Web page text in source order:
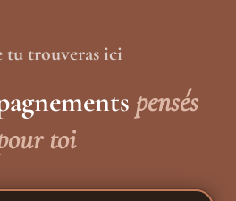
tu trouveras ici
pensés
toi